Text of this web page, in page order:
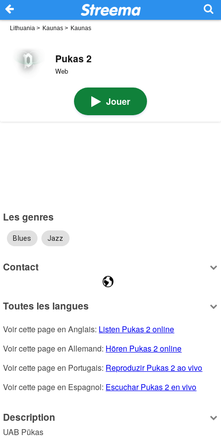
Lithuania > Kaunas > Kaunas
Pukas 2
Web
Jouer
Les genres
Blues Jazz
Contact
Toutes les langues
Voir cette page en Anglais: Listen Pukas 2 online
Voir cette page en Allemand: Hören Pukas 2 online
Voir cette page en Portugais: Reproduzir Pukas 2 ao vivo
Voir cette page en Espagnol: Escuchar Pukas 2 en vivo
Description
UAB Pūkas